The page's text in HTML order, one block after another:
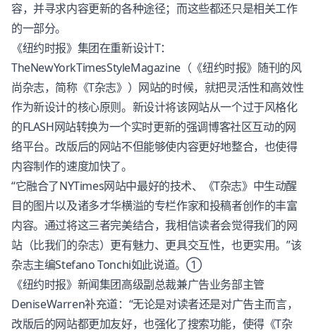
容，并寻求内容更新的各种途径；而这些都还只是相关工作
的一部分。
《纽约时报》集团在重新设计T：
TheNewYorkTimesStyleMagazine（《纽约时报》随刊的风
尚杂志，简称《T杂志》）网站的时候，就把灵活性和高效性
作为新设计的核心原则。新设计将该网站从一个过于风格化
的FLASH网站转换为一个实时更新的强调博客社区互动的网
络平台。改版后的网站不但能够使内容更好地整合，也使得
内容制作的速度加快了。
“它融合了NYTimes网站中最好的技术、《T杂志》中生动醒
目的图片以及诸多才华横溢的专栏作家和投稿者创作的丰富
内容。通过将这三者完美结合，我相信读者会觉得我们的网
站（比我们的杂志）更有魅力、更具交互性，也更实用。”该
杂志主编Stefano Tonchi如此说道。①
《纽约时报》新闻集团高级副总裁兼广告业务部主管
DeniseWarren补充道：“无论是对读者还是对广告主而言，
改版后的网站都更加友好，也强化了搜索功能，使得《T杂